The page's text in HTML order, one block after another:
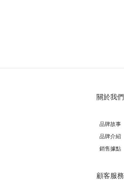
關於我們
品牌故事
品牌介紹
銷售據點
顧客服務